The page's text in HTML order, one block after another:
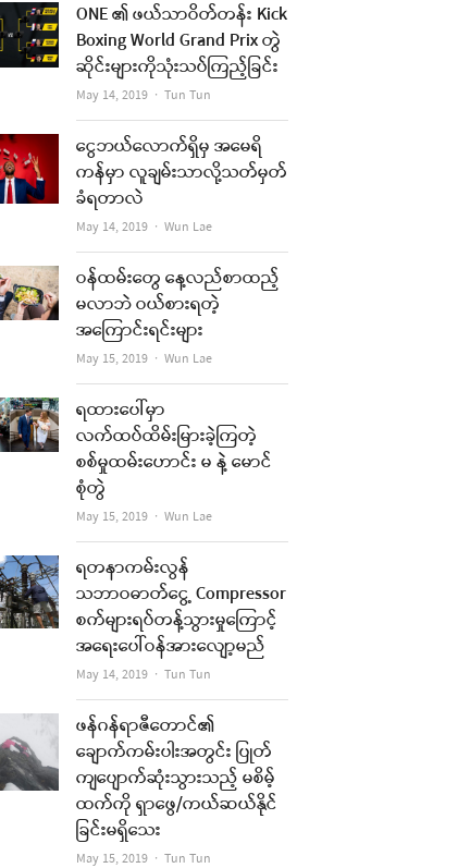
ONE ၏ ဖယ်သာဝိတ်တန်း Kick
Boxing World Grand Prix တွဲ
ဆိုင်းများကိုသုံးသပ်ကြည့်ခြင်း
May 14, 2019 Author
Tun Tun
ငွေဘယ်လောက်ရှိမှ အမေရိ
ကန်မှာ လူချမ်းသာလို့သတ်မှတ်
ခံရတာလဲ
May 14, 2019 Author
Wun Lae
ဝန်ထမ်းတွေ နေ့လည်စာထည့်
မလာဘဲ ဝယ်စားရတဲ့
အကြောင်းရင်းများ
May 15, 2019 Author
Wun Lae
ရထားပေါ်မှာ
လက်ထပ်ထိမ်းမြားခဲ့ကြတဲ့
စစ်မှုထမ်းဟောင်း မ နဲ့ မောင်
စုံတွဲ
May 15, 2019 Author
Wun Lae
ရတနာကမ်းလွန်
သဘာဝဓာတ်ငွေ့ Compressor
စက်များရပ်တန့်သွားမှုကြောင့်
အရေးပေါ်ဝန်အားလျော့မည်
May 14, 2019 Author
Tun Tun
ဖန်ဂန်ရာဇီတောင်၏
ချောက်ကမ်းပါးအတွင်း ပြုတ်
ကျပျောက်ဆုံးသွားသည့် မစိမ့်
ထက်ကို ရှာဖွေ/ကယ်ဆယ်နိုင်
ခြင်းမရှိသေး
May 15, 2019 Author
Tun Tun